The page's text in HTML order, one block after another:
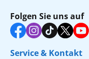
Folgen Sie uns auf
Service & Kontakt